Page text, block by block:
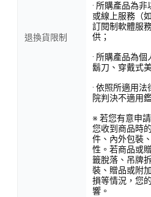
退換貨限制
· 所購產品為
或線上服務（
訂閱制軟體服
供；
· 所購產品為
鬍刀、穿戴式
· 依照所適用
院判決不適用
※ 若您有意申
您收到商品時
件、內外包裝
性。若商品或
籤脫落、吊牌
裝、贈品或附
損等情況，您
響。